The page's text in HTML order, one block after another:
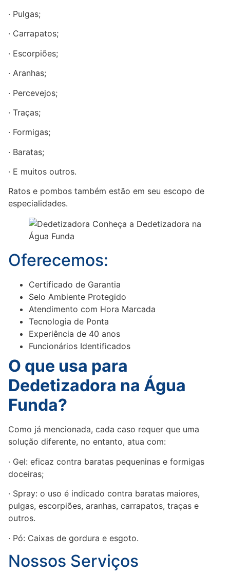
· Pulgas;
· Carrapatos;
· Escorpiões;
· Aranhas;
· Percevejos;
· Traças;
· Formigas;
· Baratas;
· E muitos outros.
Ratos e pombos também estão em seu escopo de
especialidades.
Oferecemos:
Certificado de Garantia
Selo Ambiente Protegido
Atendimento com Hora Marcada
Tecnologia de Ponta
Experiência de 40 anos
Funcionários Identificados
O que usa para
Dedetizadora na Água
Funda?
Como já mencionada, cada caso requer que uma
solução diferente, no entanto, atua com:
· Gel: eficaz contra baratas pequeninas e formigas
doceiras;
· Spray: o uso é indicado contra baratas maiores,
pulgas, escorpiões, aranhas, carrapatos, traças e
outros.
· Pó: Caixas de gordura e esgoto.
Nossos Serviços